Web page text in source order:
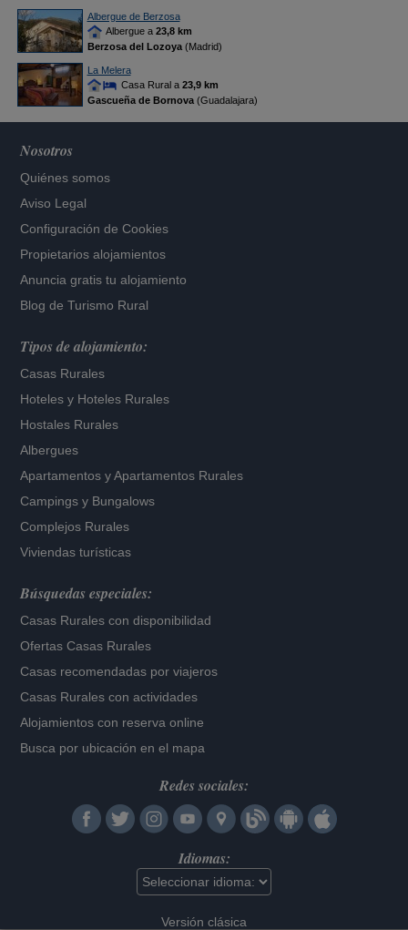
Albergue de Berzosa
Albergue a 23,8 km
Berzosa del Lozoya(Madrid)
La Melera
Casa Rural a 23,9 km
Gascueña de Bornova(Guadalajara)
Nosotros
Quiénes somos
Aviso Legal
Configuración de Cookies
Propietarios alojamientos
Anuncia gratis tu alojamiento
Blog de Turismo Rural
Tipos de alojamiento:
Casas Rurales
Hoteles y Hoteles Rurales
Hostales Rurales
Albergues
Apartamentos yApartamentos Rurales
Campings y Bungalows
Complejos Rurales
Viviendas turísticas
Búsquedas especiales:
Casas Rurales con disponibilidad
Ofertas Casas Rurales
Casas recomendadas por viajeros
Casas Rurales con actividades
Alojamientos con reserva online
Busca por ubicación en el mapa
Redes sociales:
Idiomas:
Versión clásica